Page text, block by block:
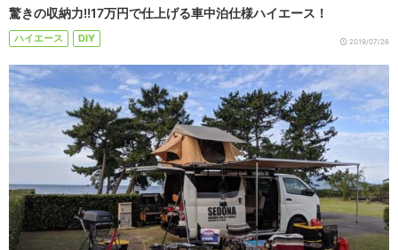
驚きの収納力!!17万円で仕上げる車中泊仕様ハイエース！
ハイエース DIY 2019/07/26